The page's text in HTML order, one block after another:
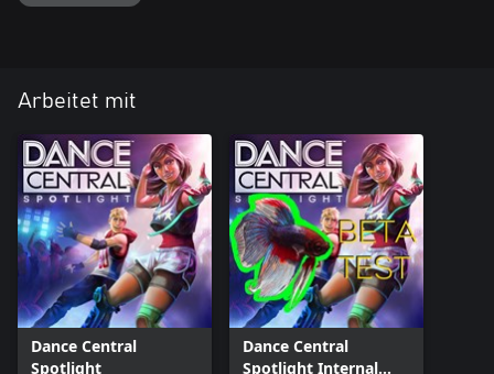
Arbeitet mit
Dance Central
Spotlight
Dance Central
Spotlight Internal